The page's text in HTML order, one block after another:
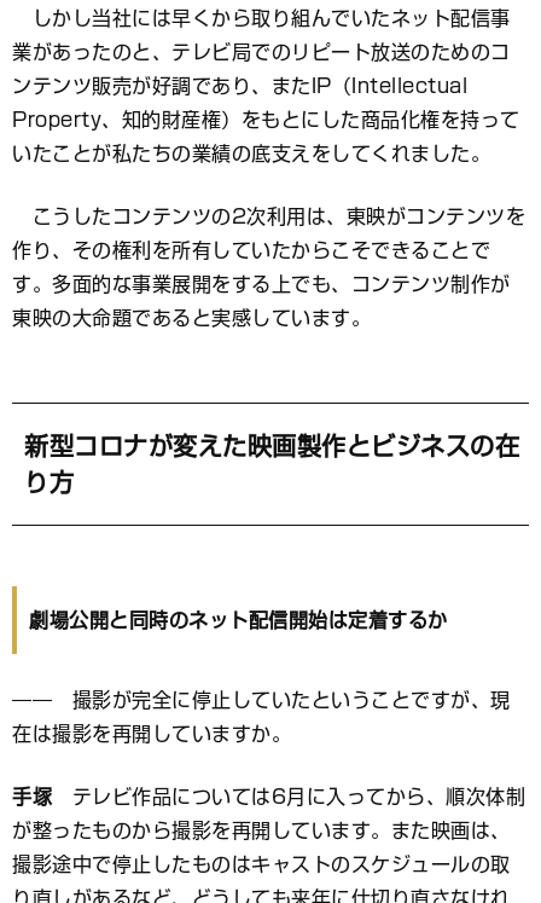
しかし当社には早くから取り組んでいたネット配信事
業があったのと、テレビ局でのリピート放送のためのコ
ンテンツ販売が好調であり、またIP（Intellectual
Property、知的財産権）をもとにした商品化権を持って
いたことが私たちの業績の底支えをしてくれました。
こうしたコンテンツの2次利用は、東映がコンテンツを
作り、その権利を所有していたからこそできることで
す。多面的な事業展開をする上でも、コンテンツ制作が
東映の大命題であると実感しています。
新型コロナが変えた映画製作とビジネスの在
り方
劇場公開と同時のネット配信開始は定着するか
―― 撮影が完全に停止していたということですが、現
在は撮影を再開していますか。
手塚 テレビ作品については6月に入ってから、順次体制
が整ったものから撮影を再開しています。また映画は、
撮影途中で停止したものはキャストのスケジュールの取
り直しがあるなど、どうしても来年に仕切り直さなけれ